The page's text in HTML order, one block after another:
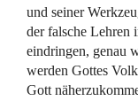
und seiner
der falsche Lehren
eindringen, genau
werden Gottes
Gott